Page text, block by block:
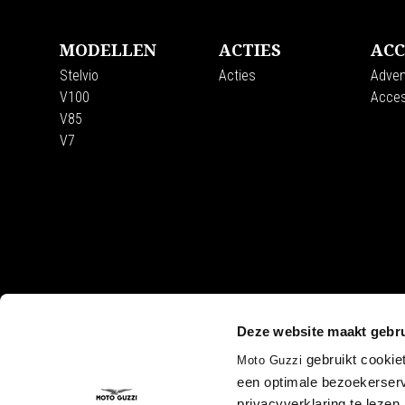
Deze website maakt
Moto Guzzi gebruikt
een optimale
MODELLEN
Stelvio
V100
V85
V7
ACTIES
Acties
Wide Magazine
Piaggio Group
Het Moto Guzzi